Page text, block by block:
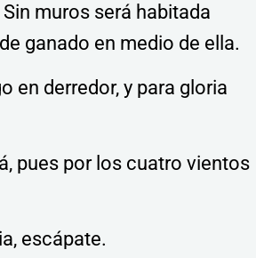
muros será habitada
ganado en medio de ella.
en derredor, y para gloria
pues por los cuatro vientos
escápate.